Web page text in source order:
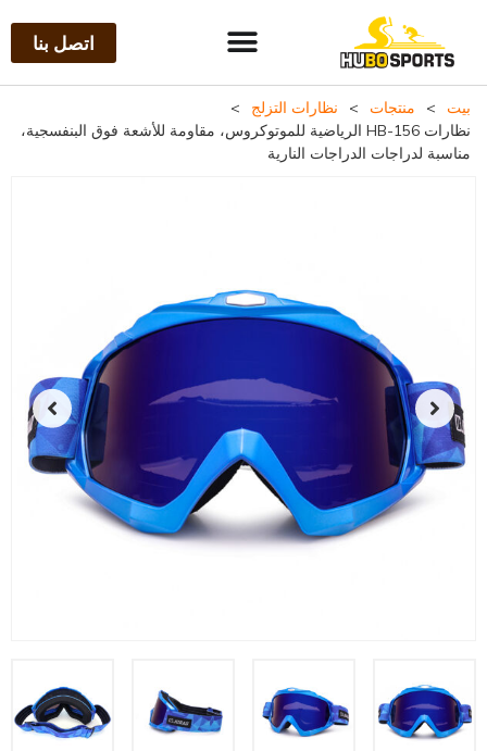
اتصل بنا
بيت > منتجات > نظارات التزلج
>
نظارات HB-156 الرياضية للموتوكروس، مقاومة للأشعة فوق البنفسجية،
مناسبة لدراجات الدراجات النارية